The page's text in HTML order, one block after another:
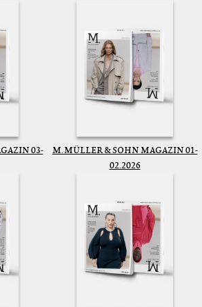
03-
M. MÜLLER & SOHN MAGAZIN 01-
02.2026